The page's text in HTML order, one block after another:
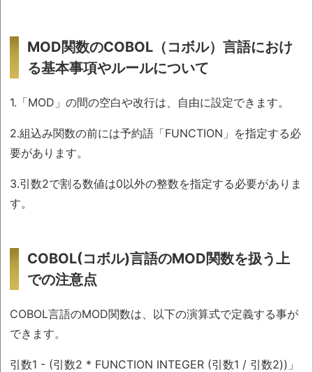
MOD関数のCOBOL（コボル）言語におけ
る基本事項やルールについて
1.「MOD」の間の空白や改行は、自由に設定できます。
2.組込み関数の前には予約語「FUNCTION」を指定する必
要があります。
3.引数2で割る数値は0以外の整数を指定する必要がありま
す。
COBOL(コボル)言語のMOD関数を扱う上
での注意点
COBOL言語のMOD関数は、以下の演算式で定義する事が
できます。
引数1 - (引数2 * FUNCTION INTEGER (引数1 / 引数2))」